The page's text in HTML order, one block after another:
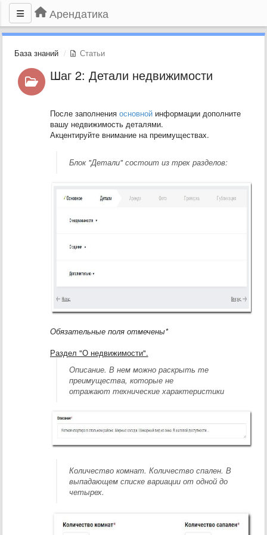
Арендатика
База знаний Статьи
Шаг 2: Детали недвижимости
После заполнения основной информации дополните
вашу недвижимость деталями.
Акцентируйте внимание на преимуществах.
Блок "Детали" состоит из трех разделов:
Обязательные поля отмечены*
Раздел "О недвижимости".
Описание. В нем можно раскрыть те
преимущества, которые не
отражают технические характеристики
Количество комнат. Количество спален. В
выпадающем списке вариации от одной до
четырех.